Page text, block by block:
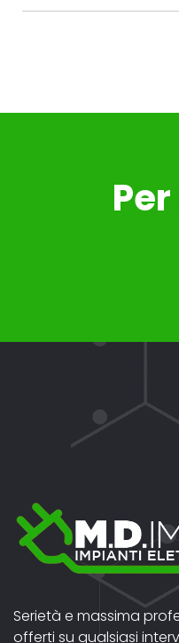
Serietà e massima
offerti su qualsiasi